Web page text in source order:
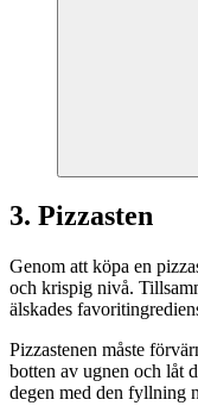
3. Pizzasten
Genom att köpa en
och krispig nivå.
älskades
Pizzastenen måste
botten av ugnen och låt
degen med den fyllning